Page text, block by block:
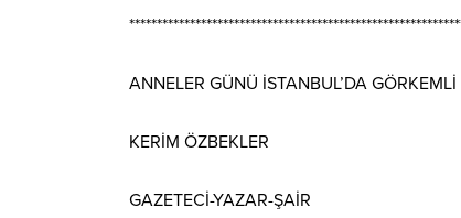
ANNELER GÜNÜ İSTANBUL’DA
KERİM ÖZBEKLER
GAZETECİ-YAZAR-ŞAİR